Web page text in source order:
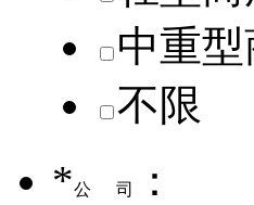
中重
不限
*公司 ：